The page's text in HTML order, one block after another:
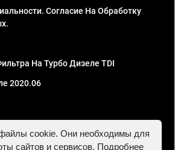
Согласие На Обработку
На Турбо Дизеле TDI
2020.06
Павлович. ИНН 781302555843,
cookie. Они необходимы для
сайтов и сервисов. Подробнее